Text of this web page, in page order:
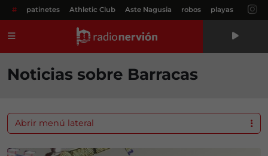
# patinetes Athletic Club Aste Nagusia robos playas
Noticias sobre Barracas
Abrir menú lateral